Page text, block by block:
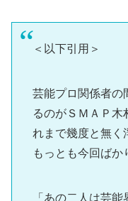
＜以下引用＞
芸能プロ関係者の
るのがＳＭＡＰ木
れまで幾度と無く
もっとも今回ば
「あの二人は芸